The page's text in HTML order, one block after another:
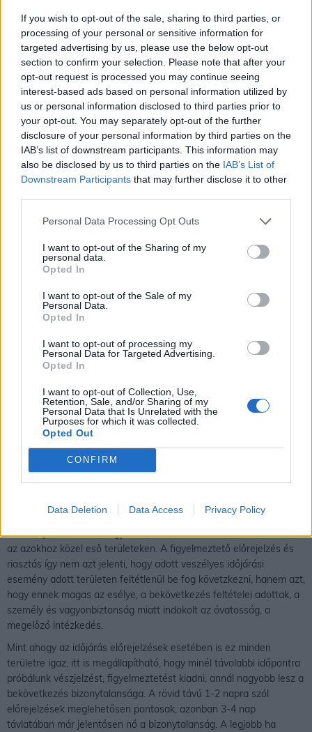
If you wish to opt-out of the sale, sharing to third parties, or
processing of your personal or sensitive information for
targeted advertising by us, please use the below opt-out
section to confirm your selection. Please note that after your
opt-out request is processed you may continue seeing
interest-based ads based on personal information utilized by
us or personal information disclosed to third parties prior to
your opt-out. You may separately opt-out of the further
disclosure of your personal information by third parties on the
IAB’s list of downstream participants. This information may
also be disclosed by us to third parties on the IAB’s List of
Downstream Participants that may further disclose it to other
Personal Data Processing Opt Outs
I want to opt-out of the Sharing of my
personal data.
Opted In
I want to opt-out of the Sale of my
Personal Data.
Opted In
I want to opt-out of processing my
Personal Data for Targeted Advertising.
Opted In
I want to opt-out of Collection, Use,
Retention, Sale, and/or Sharing of my
Personal Data that Is Unrelated with the
Purposes for which it was collected.
Opted Out
CONFIRM
Data Deletion Data Access Privacy Policy
Aug 08.
SZ
30
21
Aug 09.
V
30
22
Aug 10.
H
37
17
Aug 11.
K
36
21
Aug 12.
SZ
32
19
Aug 13.
CS
31
16
Fontos tudni, hogy a veszélyes időjárási eseményeket a
legkorszerűbb eszközök, módszerek és szakmai ismeretek
alkalmazása ellenére sem lehetséges minden esetben
veszélyjelzést kiadni!
Egy térségre kiadott figyelmeztető előrejelzés, riasztás azt jelenti,
hogy az időjárási feltételek mellett az adott veszélyes időjárási
esemény kialakulhat a figyelmeztetéssel és riasztással érintett és
az azokhoz közel eső területeken. A figyelmeztető előrejelzés és
riasztás így nem azt jelenti, hogy adott veszélyes időjárási
esemény adott területen feltétlenül be fog követzkezni, hanem azt,
hogy ennek magas az esélye, a bekövetkezés feltételei adottak, a
személy és vagyonbiztonság miatt indokolt az óvatosság, a
megelőző intézkedés.
Mint ahogy az időjárás előrejelzések esetében is ez minden
területre igaz, itt is megállapítható, hogy minél távolabbi időpontra
próbálunk vészjelzést, figyelmeztetést kiadni, annál nagyobb lesz a
bekövetkezés bizonytalansága. A rövid távú 1-2 napra szól
előrejelzések meglehetősen pontosak, azonban 3-4 nap
távlatában már jelentősen nő a bizonytalanság. A legjobb ha